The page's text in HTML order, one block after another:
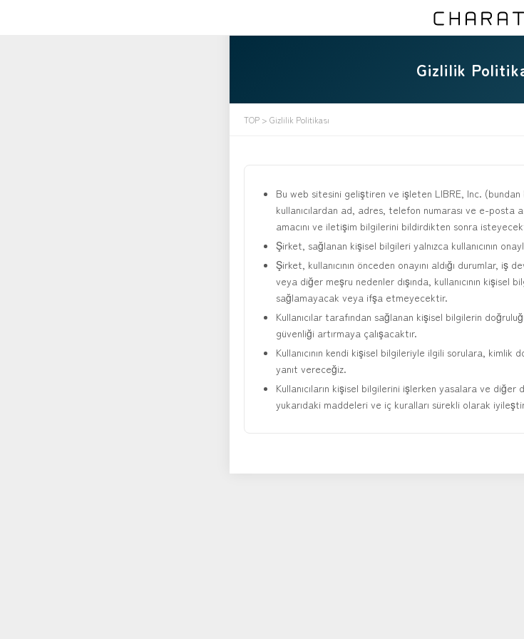
Gizlilik
TOP > Gizlilik Politikası
Bu web sitesini geliştiren ve işleten LIBRE, Inc.
kullanıcılardan ad, adres, telefon numarası ve e-posta
amacını ve iletişim bilgilerini bildirdikten sonra
Şirket, sağlanan kişisel bilgileri yalnızca kullanıcının
Şirket, kullanıcının önceden onayını aldığı durumlar, iş
veya diğer meşru nedenler dışında, kullanıcının kişisel
sağlamayacak veya ifşa etmeyecektir.
Kullanıcılar tarafından sağlanan kişisel bilgilerin
güvenliği artırmaya çalışacaktır.
Kullanıcının kendi kişisel bilgileriyle ilgili sorulara, kimlik
yanıt vereceğiz.
Kullanıcıların kişisel bilgilerini işlerken yasalara ve diğer
yukarıdaki maddeleri ve iç kuralları sürekli olarak